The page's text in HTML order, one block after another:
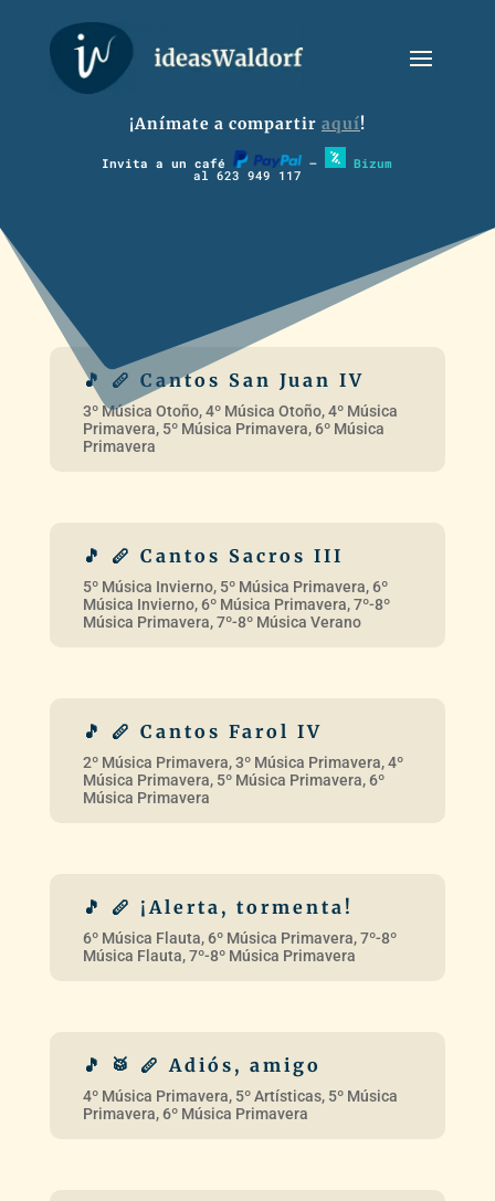
¡Anímate a compartir aquí!
Invita a un café – Bizum
al 623 949 117